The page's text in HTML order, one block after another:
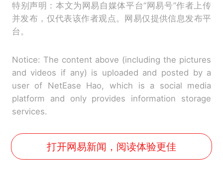
特别声明：本文为网易自媒体平台“网易号”作者上传
并发布，仅代表该作者观点。网易仅提供信息发布平
台。
Notice: The content above (including the pictures
and videos if any) is uploaded and posted by a
user of NetEase Hao, which is a social media
platform and only provides information storage
services.
打开网易新闻，阅读体验更佳